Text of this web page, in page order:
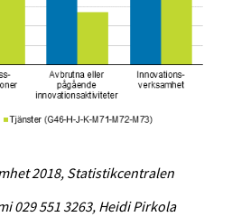
2018, Statistikcentralen
029 551 3263, Heidi Pirkola